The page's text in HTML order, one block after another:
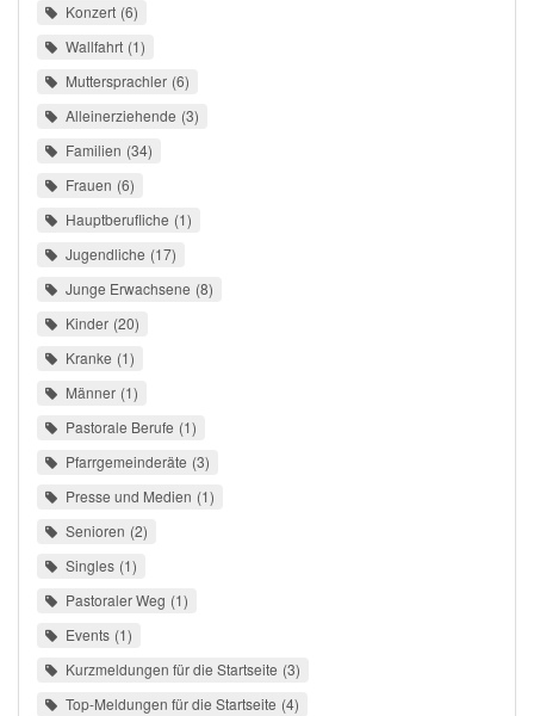
Konzert 6
Wallfahrt 1
Muttersprachler 6
Alleinerziehende 3
Familien 34
Frauen 6
Hauptberufliche 1
Jugendliche 17
Junge Erwachsene 8
Kinder 20
Kranke 1
Männer 1
Pastorale Berufe 1
Pfarrgemeinderäte 3
Presse und Medien 1
Senioren 2
Singles 1
Pastoraler Weg 1
Events 1
Kurzmeldungen für die Startseite 3
Top-Meldungen für die Startseite 4